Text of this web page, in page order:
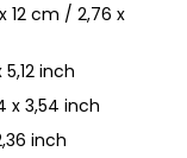
12 cm / 2,76 x
inch
x 3,54 inch
inch